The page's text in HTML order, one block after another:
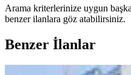
Arama kriterlerinize uygun
benzer ilanlara göz atabilirsiniz.
Benzer İlanlar